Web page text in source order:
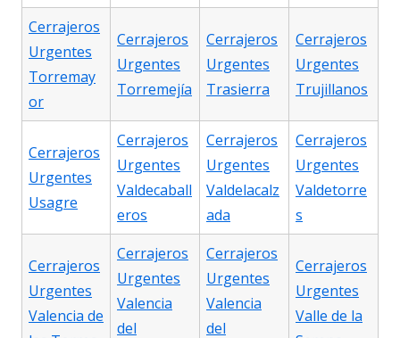
Cerrajeros
Urgentes
Torremay
or
Cerrajeros
Urgentes
Torremejía
Cerrajeros
Urgentes
Trasierra
Cerrajeros
Urgentes
Trujillanos
Cerrajeros
Urgentes
Usagre
Cerrajeros
Urgentes
Valdecaball
eros
Cerrajeros
Urgentes
Valdelacalz
ada
Cerrajeros
Urgentes
Valdetorre
s
Cerrajeros
Urgentes
Valencia de
Cerrajeros
Urgentes
Valencia
del
Cerrajeros
Urgentes
Valencia
del
Cerrajeros
Urgentes
Valle de la